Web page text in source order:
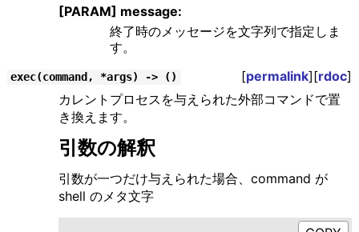
[PARAM] message:
終了時のメッセージを文字列で指定しま
す。
exec(command, *args) -> () [permalink][rdoc]
カレントプロセスを与えられた外部コマンドで置
き換えます。
引数の解釈
引数が一つだけ与えられた場合、command が
shell のメタ文字